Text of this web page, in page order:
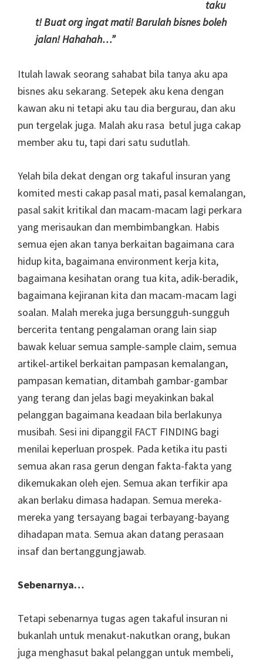
taku
t! Buat org ingat mati! Barulah bisnes boleh
jalan! Hahahah…”
Itulah lawak seorang sahabat bila tanya aku apa
bisnes aku sekarang. Setepek aku kena dengan
kawan aku ni tetapi aku tau dia bergurau, dan aku
pun tergelak juga. Malah aku rasa betul juga cakap
member aku tu, tapi dari satu sudutlah.
Yelah bila dekat dengan org takaful insuran yang
komited mesti cakap pasal mati, pasal kemalangan,
pasal sakit kritikal dan macam-macam lagi perkara
yang merisaukan dan membimbangkan. Habis
semua ejen akan tanya berkaitan bagaimana cara
hidup kita, bagaimana environment kerja kita,
bagaimana kesihatan orang tua kita, adik-beradik,
bagaimana kejiranan kita dan macam-macam lagi
soalan. Malah mereka juga bersungguh-sungguh
bercerita tentang pengalaman orang lain siap
bawak keluar semua sample-sample claim, semua
artikel-artikel berkaitan pampasan kemalangan,
pampasan kematian, ditambah gambar-gambar
yang terang dan jelas bagi meyakinkan bakal
pelanggan bagaimana keadaan bila berlakunya
musibah. Sesi ini dipanggil FACT FINDING bagi
menilai keperluan prospek. Pada ketika itu pasti
semua akan rasa gerun dengan fakta-fakta yang
dikemukakan oleh ejen. Semua akan terfikir apa
akan berlaku dimasa hadapan. Semua mereka-
mereka yang tersayang bagai terbayang-bayang
dihadapan mata. Semua akan datang perasaan
insaf dan bertanggungjawab.
Sebenarnya…
Tetapi sebenarnya tugas agen takaful insuran ni
bukanlah untuk menakut-nakutkan orang, bukan
juga menghasut bakal pelanggan untuk membeli,